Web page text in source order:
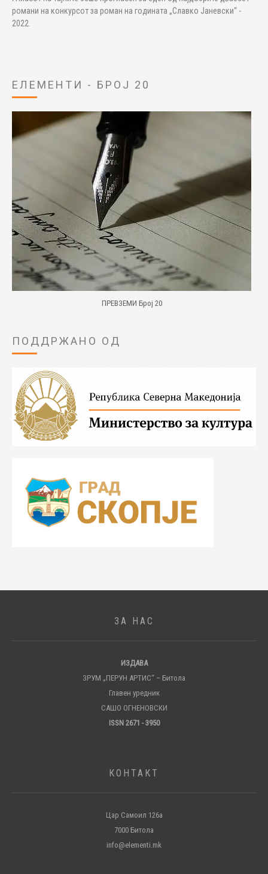
романи на конкурсот за роман на годината „Славко Јаневски“ -
2022.
ЕЛЕМЕНТИ - БРОЈ 20
ПРЕВЗЕМИ Број 20
ПОДДРЖАНО ОД
ЗА НАС
ИЗДАВА
ЗРУМ „ПЕРУН АРТИС“ – Битола
Главен уредник
САШО ОГНЕНОВСКИ
ISSN 2671 - 3950
КОНТАКТ
Цар Самоил 126а
7000 Битола
info@elementi.mk